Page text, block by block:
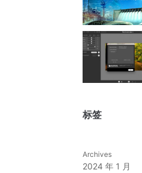
标签
Archives
2024 年 1 月